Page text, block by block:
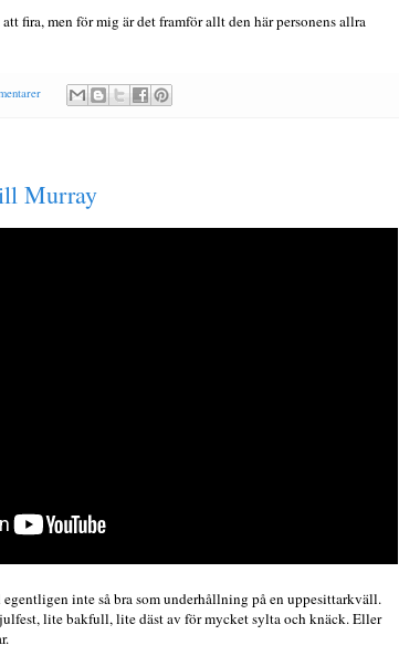
fira, men för mig är det framför allt den här personens allra
Murray
inte så bra som underhållning på en uppesittarkväll.
lite bakfull, lite däst av för mycket sylta och knäck. Eller